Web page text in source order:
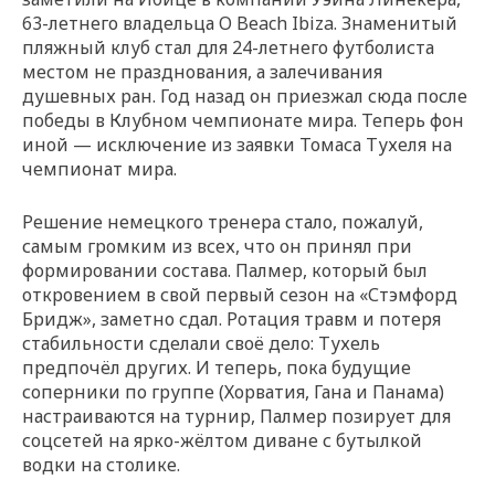
63-летнего владельца O Beach Ibiza. Знаменитый
пляжный клуб стал для 24-летнего футболиста
местом не празднования, а залечивания
душевных ран. Год назад он приезжал сюда после
победы в Клубном чемпионате мира. Теперь фон
иной — исключение из заявки Томаса Тухеля на
чемпионат мира.
Решение немецкого тренера стало, пожалуй,
самым громким из всех, что он принял при
формировании состава. Палмер, который был
откровением в свой первый сезон на «Стэмфорд
Бридж», заметно сдал. Ротация травм и потеря
стабильности сделали своё дело: Тухель
предпочёл других. И теперь, пока будущие
соперники по группе (Хорватия, Гана и Панама)
настраиваются на турнир, Палмер позирует для
соцсетей на ярко-жёлтом диване с бутылкой
водки на столике.